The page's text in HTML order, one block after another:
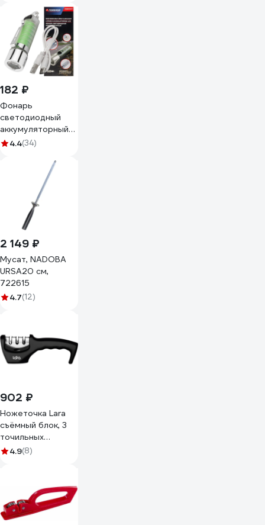
182 ₽
Фонарь
светодиодный
аккумуляторный
Forsage F-
4.4(34)
2 149 ₽
Мусат, NADOBA
URSA20 см,
722615
4.7(12)
902 ₽
Ножеточка Lara
съёмный блок, 3
точильных
полотна LR05-03
4.9(8)